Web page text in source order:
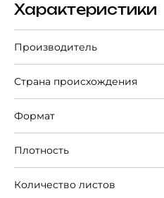
Характеристики
Производитель
Страна происхождения
Формат
Плотность
Количество листов